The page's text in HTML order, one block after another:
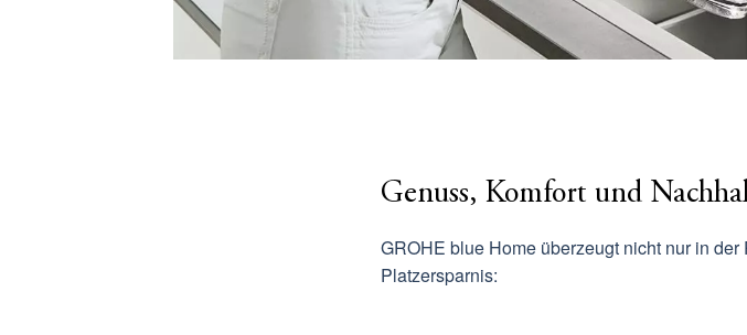
Genuss, Komfort und
GROHE blue Home überzeugt nicht nur in
Platzersparnis: